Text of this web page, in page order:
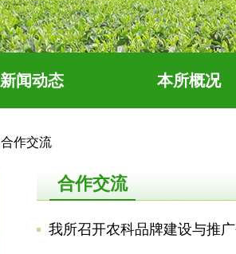
新闻动态 本所概况
合作交流
合作交流
我所召开农科品牌建设与推